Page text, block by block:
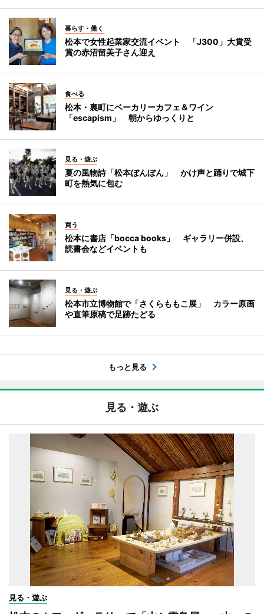
暮らす・働く
松本で女性起業家交流イベント 「J300」大賞受
賞の赤沼留美子さん迎え
食べる
松本・裏町にベーカリーカフェ＆ワイン
「escapism」 朝からゆっくりと
見る・遊ぶ
夏の風物詩「松本ぼんぼん」 かけ声と踊りで城下
町を熱気に包む
買う
松本に書店「bocca books」 ギャラリー併設、
読書会などイベントも
見る・遊ぶ
松本市立博物館で「さくらももこ展」 カラー原画
や直筆原稿で足跡たどる
もっと見る
見る・遊ぶ
見る・遊ぶ